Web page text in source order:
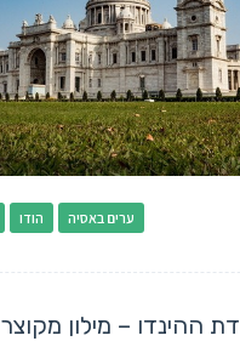
הודו ערים באסיה
דת ההינדו – מילון מקוצר